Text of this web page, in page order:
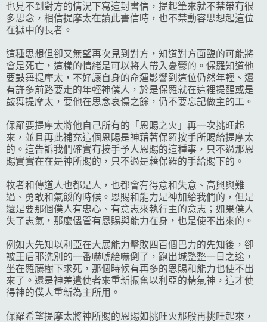
也見不到對方的情況下寫這封書信，提起筆來就不禁帶有很
多思念，相信提摩太在讀此書信時，也不禁動容思想起這位
在獄中的長者。
這種思想但卻又無望再次見到對方，知道對方面臨的可能將
會是死亡，這樣的情緒是可以將人帶入憂鬱的。保羅知道他
要鼓舞提摩太，不好讓自身的命運影響到這位仍然年輕、還
有許多前路要走的年輕神僕人，於是保羅就在這裡提醒或是
鼓舞提摩太，要他在思念哀傷之餘，仍不要忘記做主的工。
保羅要提摩太將他自己所有的「恩賜之火」再一次挑旺起
來，並且再此補充這個恩賜是神藉著保羅按手所賜給提摩太
的。這告訴我們確實有按手予人恩賜的這種事，只不過那恩
賜實實在在是神所賜的，只不過是藉保羅的手給賜下的。
牧者和傳道人也都是人，也都會有得意和失意、高興與難
過、勇敢和氣餒的時候。恩賜和能力是神加給我們的，但是
還是要那個僕人有忠心、有意志來執行主的意志；如果僕人
失了志氣，那麼儘管有恩賜與能力在身，也是使不出來的。
例如大先知以利亞在大展能力擊敗四百個巴力的先知後，卻
被王后耶洗別的一番嚇唬給嚇倒了，跑出城整整一日之途，
坐在羅藤樹下求死，那個時候有再多的恩賜和能力也使不出
來了。還是神差遣使者來重新振奮以利亞的精氣神，這才使
得神的僕人重新為主所用。
保羅希望提摩太將神所賜的恩賜如挑旺火那般再挑旺起來，